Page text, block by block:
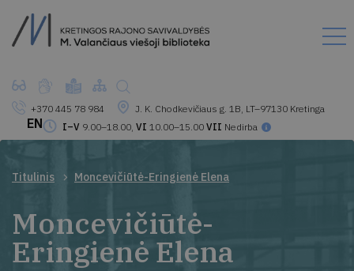
+370 445 78 984
J. K. Chodkevičiaus g. 1B, LT–97130 Kretinga
I–V 9.00–18.00, VI 10.00–15.00 VII Nedirba
EN
Titulinis Moncevičiūtė-Eringienė Elena
Moncevičiūtė-
Eringienė Elena